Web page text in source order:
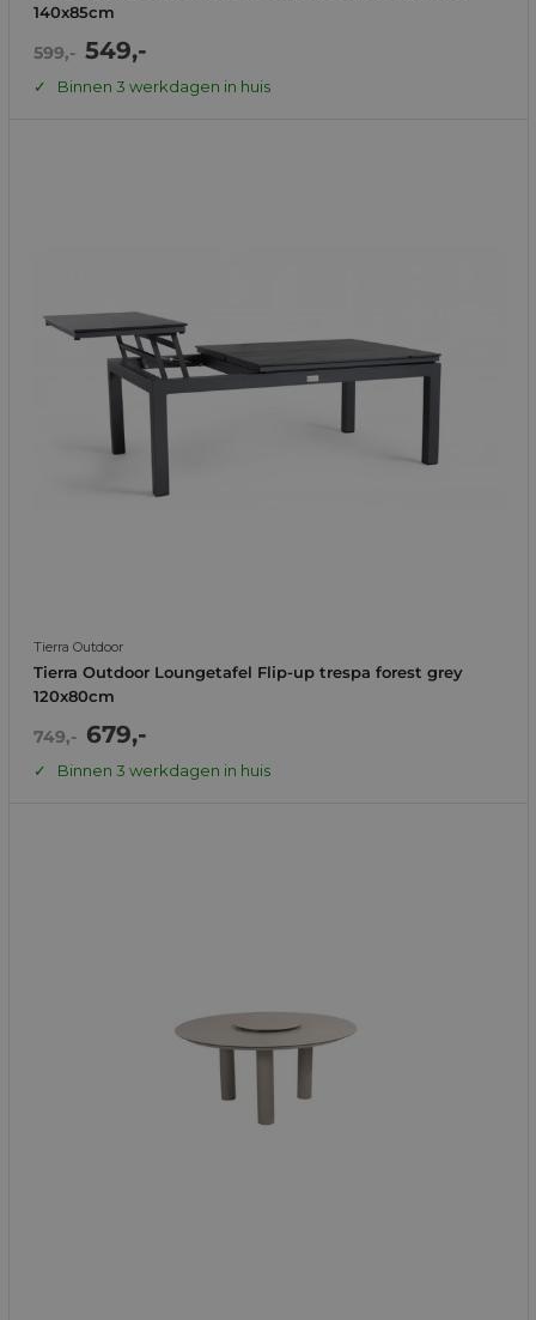
140x85cm
Normale
prijs
599,- Actie
prijs
549,-
Binnen 3 werkdagen in huis
Tierra Outdoor
Tierra Outdoor Loungetafel Flip-up trespa forest grey
120x80cm
Normale
prijs
749,- Actie
679,-
Binnen 3 werkdagen in huis